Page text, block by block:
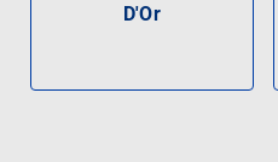
D'Or